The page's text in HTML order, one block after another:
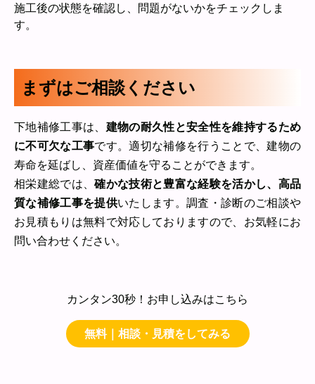
施工後の状態を確認し、問題がないかをチェックしま
す。
まずはご相談ください
下地補修工事は、 建物の耐久性と安全性を維持するため
に不可欠な工事です。適切な補修を行うことで、建物の
寿命を延ばし、資産価値を守ることができます。
相栄建総では、確かな技術と豊富な経験を活かし、高品
質な補修工事を提供いたします。調査・診断のご相談や
お見積もりは無料で対応しておりますので、お気軽にお
問い合わせください。
カンタン30秒！お申し込みはこちら
無料｜相談・見積をしてみる